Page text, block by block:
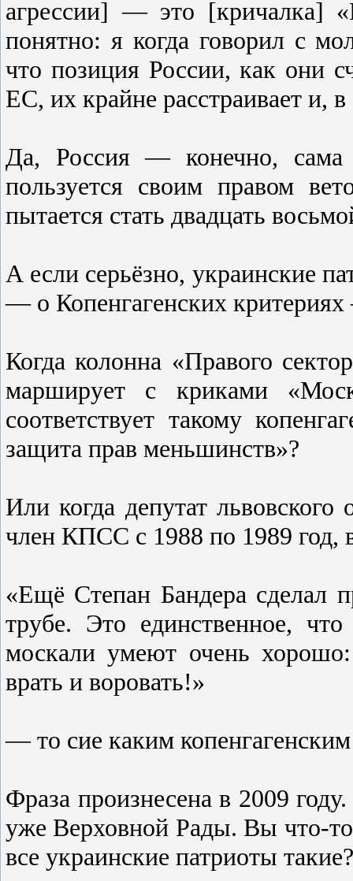
агрессии] — это [кричалка]
понятно: я когда говорил с
что позиция России, как они
ЕС, их крайне расстраивает и,
Да, Россия — конечно,
пользуется своим правом
пытается стать двадцать
А если серьёзно, украинские
— о Копенгагенских
Когда колонна «Правого
марширует с криками
соответствует такому
защита прав меньшинств»?
Или когда депутат
член КПСС с 1988 по 1989 год,
«Ещё Степан Бандера сделал
трубе. Это единственное,
москали умеют очень хорошо:
врать и воровать!»
— то сие каким копенгагенским
Фраза произнесена в 2009
уже Верховной Рады. Вы что-
все украинские патриоты